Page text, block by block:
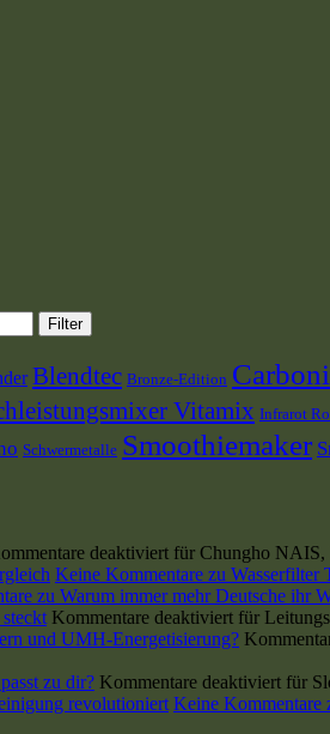
Filter
Blendtec Bronze-Edition
Vitamix Infrarot
Schwermetalle Smoothiemaker
deaktiviert für Chungho NAIS,
Keine Kommentare zu Wasserfilter
zu Warum immer mehr Deutsche ihr
Kommentare deaktiviert für
und UMH-Energetisierung?
zu dir? Kommentare deaktiviert für
revolutioniert Keine Kommentare